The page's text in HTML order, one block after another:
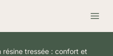
résine tressée : confort et